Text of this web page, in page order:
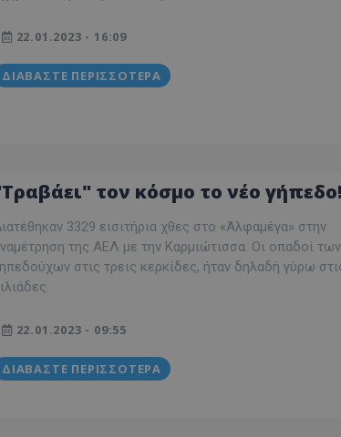
22.01.2023 - 16:09
ΔΙΑΒΆΣΤΕ ΠΕΡΙΣΣΌΤΕΡΑ
τον κόσμο το νέο γήπεδο!
3329 εισιτήρια χθες στο «Άλφαμέγα» στην
της ΑΕΛ με την Καρμιώτισσα. Οι οπαδοί των
στις τρεις κερκίδες, ήταν δηλαδή γύρω
22.01.2023 - 09:55
ΔΙΑΒΆΣΤΕ ΠΕΡΙΣΣΌΤΕΡΑ